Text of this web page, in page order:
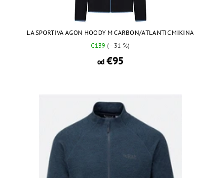
LA SPORTIVA AGON HOODY M CARBON/ATLANTIC MIKINA
€139(–31 %)
od€95